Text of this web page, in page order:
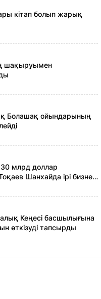
кітап болып жарық
шақыруымен
Болашақ ойындарының
млрд доллар
Шанхайда ірі бизнес
Кеңесі басшылығына
өткізуді тапсырды